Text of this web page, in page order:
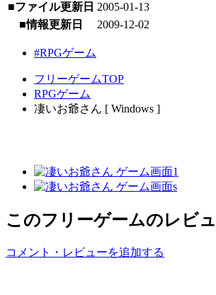
■ファイル更新日 2005-01-13
■情報更新日
2009-12-02
#RPGゲーム
フリーゲームTOP
RPGゲーム
凄いお爺さん [ Windows ]
このフリーゲームのレビ
コメント・レビューを追加する